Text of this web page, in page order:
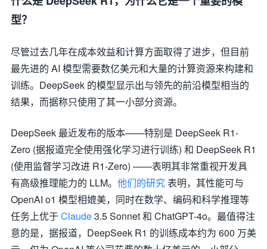
型？
尽管过去几年在成本效益和计算方面取得了进步，但目前
最先进的 AI 模型需要数亿美元和大量的计算资源来构建和
训练。DeepSeek 的模型显示出与领先的前沿模型相当的
结果，而据称只使用了其一小部分资源。
DeepSeek 最近发布的版本——特别是 DeepSeek R1-
Zero (据报道完全使用强化学习进行训练) 和 DeepSeek R1
(使用监督学习改进 R1-Zero) ——表明其非常重视开发具
有高级推理能力的 LLM。 他们的研究表明，其性能可与
OpenAI o1 模型相媲美，同时在数学、编码和科学推理等
任务上优于Claude3.5 Sonnet 和 ChatGPT-4o。最值得注
意的是，据报道，DeepSeek R1 的训练成本约为 600 万美